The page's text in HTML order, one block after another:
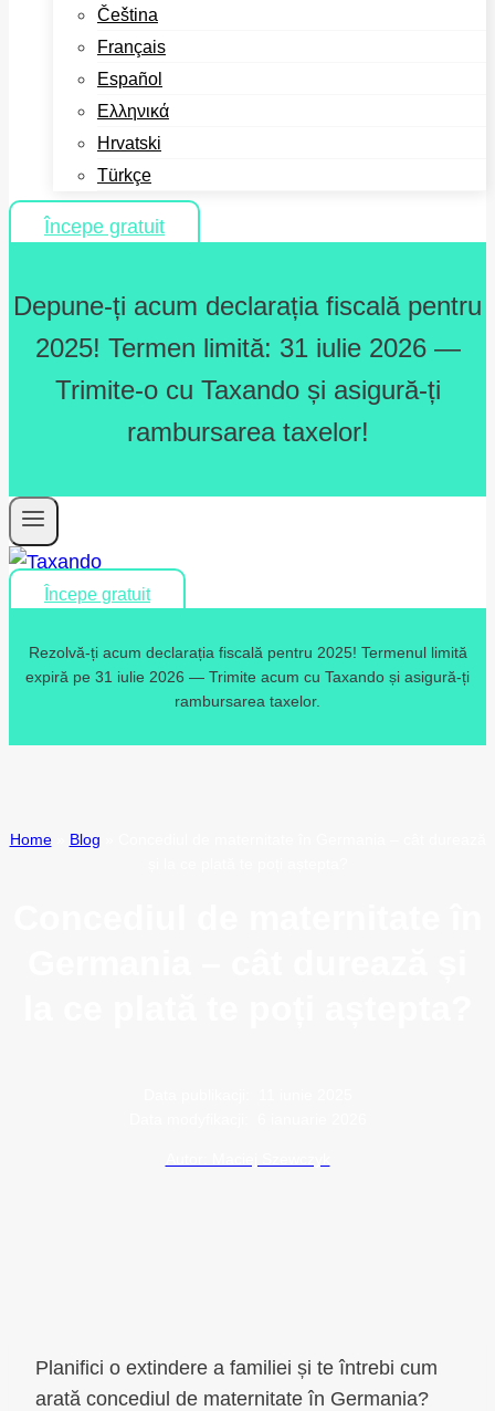
Čeština
Français
Español
Ελληνικά
Hrvatski
Türkçe
Începe gratuit
Depune-ți acum declarația fiscală pentru
2025! Termen limită: 31 iulie 2026 —
Trimite-o cu Taxando și asigură-ți
rambursarea taxelor!
Începe gratuit
Rezolvă-ți acum declarația fiscală pentru 2025! Termenul limită
expiră pe 31 iulie 2026 — Trimite acum cu Taxando și asigură-ți
rambursarea taxelor.
Home» Blog
Planifici o extindere a familiei și te întrebi cum
arată concediul de maternitate în Germania?